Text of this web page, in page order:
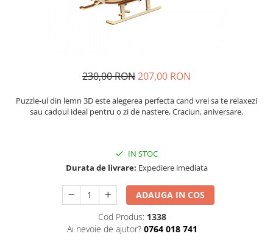
Sabloane - Embosere
Torturi
Prajituri
Candybar - Catering
230,00 RON207,00 RON
Puzzle-ul din lemn 3D este alegerea perfecta cand vrei sa te relaxezi
sau cadoul ideal pentru o zi de nastere, Craciun, aniversare.
IN STOC
Durata de livrare: Expediere imediata
ADAUGA IN COS
Cod Produs: 1338
Ai nevoie de ajutor? 0764 018 741